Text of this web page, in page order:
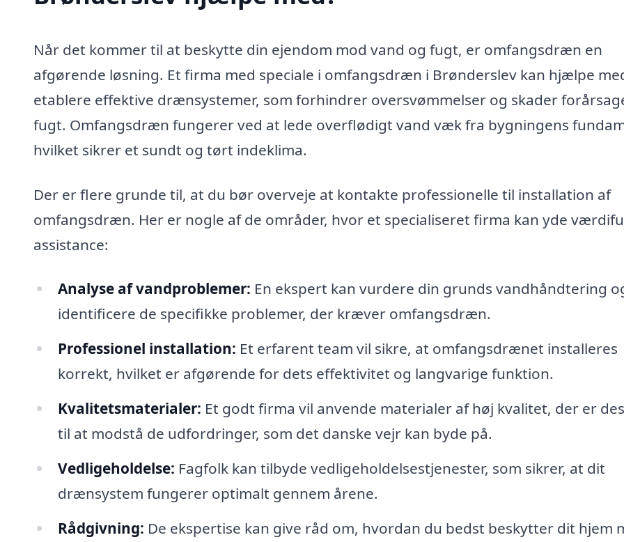
Når det kommer til at beskytte din ejendom mod vand og fugt, er omfangsdræn en
afgørende løsning. Et firma med speciale i omfangsdræn i Brønderslev kan hjælpe
etablere effektive drænsystemer, som forhindrer oversvømmelser og skader
fugt. Omfangsdræn fungerer ved at lede overflødigt vand væk fra bygningens
hvilket sikrer et sundt og tørt indeklima.
Der er flere grunde til, at du bør overveje at kontakte professionelle til installation af
omfangsdræn. Her er nogle af de områder, hvor et specialiseret firma kan yde
assistance:
Analyse af vandproblemer: En ekspert kan vurdere din grunds vandhåndtering
identificere de specifikke problemer, der kræver omfangsdræn.
Professionel installation: Et erfarent team vil sikre, at omfangsdrænet installeres
korrekt, hvilket er afgørende for dets effektivitet og langvarige funktion.
Kvalitetsmaterialer: Et godt firma vil anvende materialer af høj kvalitet, der er
til at modstå de udfordringer, som det danske vejr kan byde på.
Vedligeholdelse: Fagfolk kan tilbyde vedligeholdelsestjenester, som sikrer, at dit
drænsystem fungerer optimalt gennem årene.
Rådgivning: De ekspertise kan give råd om, hvordan du bedst beskytter dit hjem